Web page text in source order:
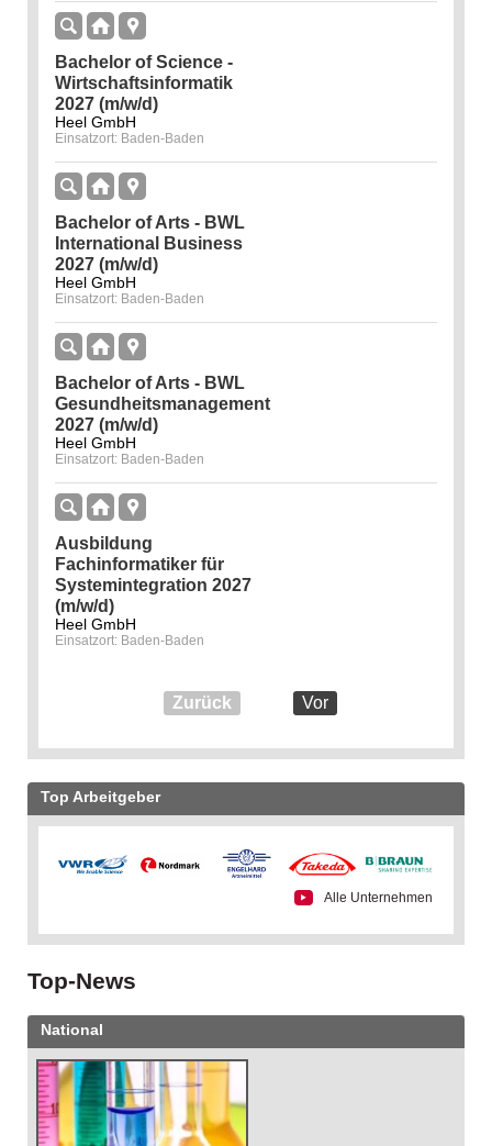
Bachelor of Science -
Wirtschaftsinformatik
2027 (m/w/d)
Heel GmbH
Einsatzort: Baden-Baden
Bachelor of Arts - BWL
International Business
2027 (m/w/d)
Heel GmbH
Einsatzort: Baden-Baden
Bachelor of Arts - BWL
Gesundheitsmanagement
2027 (m/w/d)
Heel GmbH
Einsatzort: Baden-Baden
Ausbildung
Fachinformatiker für
Systemintegration 2027
(m/w/d)
Heel GmbH
Einsatzort: Baden-Baden
Zurück Vor
Top Arbeitgeber
Alle Unternehmen
Top-News
National